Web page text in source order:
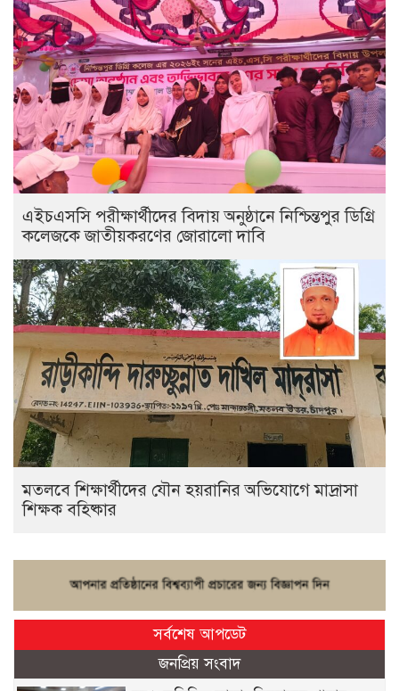
এইচএসসি পরীক্ষার্থীদের বিদায় অনুষ্ঠানে নিশ্চিন্তপুর ডিগ্রি
কলেজকে জাতীয়করণের জোরালো দাবি
মতলবে শিক্ষার্থীদের যৌন হয়রানির অভিযোগে মাদ্রাসা
শিক্ষক বহিষ্কার
সর্বশেষ আপডেট
জনপ্রিয় সংবাদ